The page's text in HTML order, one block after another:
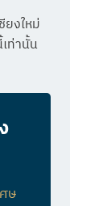
ยงใหม่
ท่านั้น
ษ